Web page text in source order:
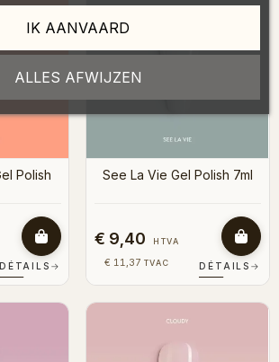
Polish
DÉTAILS →
See La Vie Gel Polish 7ml
€ 9,40 HTVA
€ 11,37 TVAC DÉTAILS →
ALLES AFWIJZEN
IK AANVAARD